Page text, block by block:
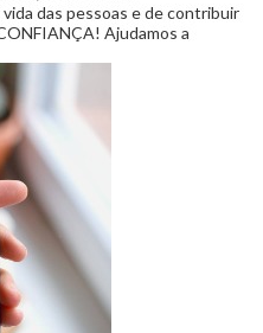
das pessoas e de contribuir
Ajudamos a